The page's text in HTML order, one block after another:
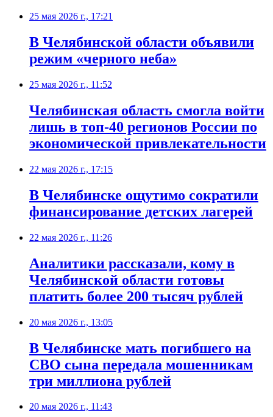
25 мая 2026 г., 17:21
В Челябинской области объявили
режим «черного неба»
25 мая 2026 г., 11:52
Челябинская область смогла войти
лишь в топ-40 регионов России по
экономической привлекательности
22 мая 2026 г., 17:15
В Челябинске ощутимо сократили
финансирование детских лагерей
22 мая 2026 г., 11:26
Аналитики рассказали, кому в
Челябинской области готовы
платить более 200 тысяч рублей
20 мая 2026 г., 13:05
В Челябинске мать погибшего на
СВО сына передала мошенникам
три миллиона рублей
20 мая 2026 г., 11:43